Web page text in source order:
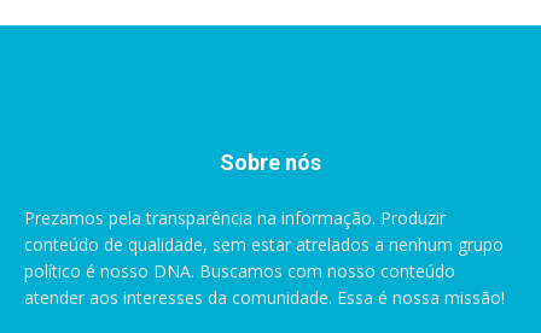
Sobre nós
Prezamos pela transparência na informação. Produzir
conteúdo de qualidade, sem estar atrelados a nenhum grupo
político é nosso DNA. Buscamos com nosso conteúdo
atender aos interesses da comunidade. Essa é nossa missão!